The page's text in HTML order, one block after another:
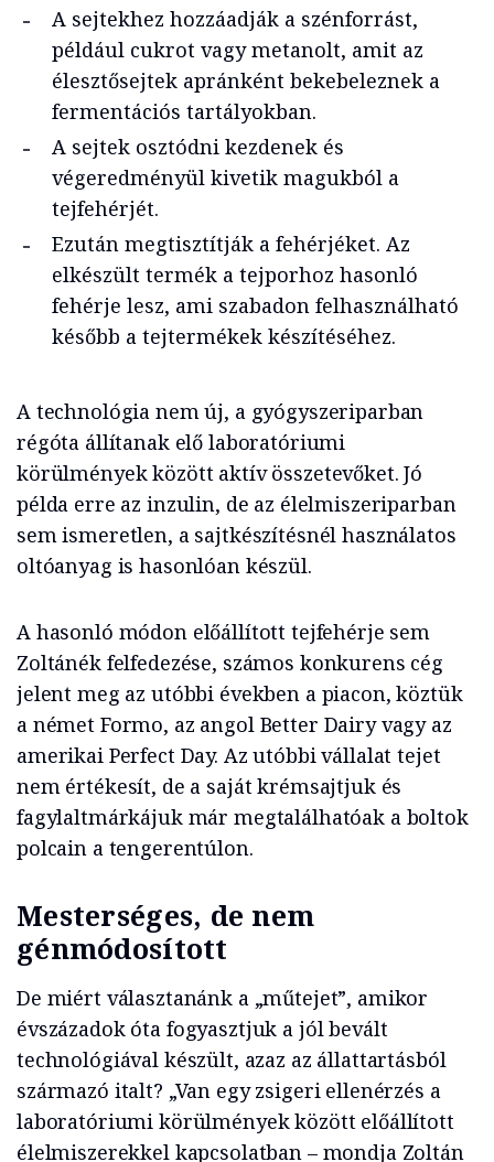
A sejtekhez hozzáadják a szénforrást,
például cukrot vagy metanolt, amit az
élesztősejtek apránként bekebeleznek a
fermentációs tartályokban.
A sejtek osztódni kezdenek és
végeredményül kivetik magukból a
tejfehérjét.
Ezután megtisztítják a fehérjéket. Az
elkészült termék a tejporhoz hasonló
fehérje lesz, ami szabadon felhasználható
később a tejtermékek készítéséhez.
A technológia nem új, a gyógyszeriparban
régóta állítanak elő laboratóriumi
körülmények között aktív összetevőket. Jó
példa erre az inzulin, de az élelmiszeriparban
sem ismeretlen, a sajtkészítésnél használatos
oltóanyag is hasonlóan készül.
A hasonló módon előállított tejfehérje sem
Zoltánék felfedezése, számos konkurens cég
jelent meg az utóbbi években a piacon, köztük
a német Formo, az angol Better Dairy vagy az
amerikai Perfect Day. Az utóbbi vállalat tejet
nem értékesít, de a saját krémsajtjuk és
fagylaltmárkájuk már megtalálhatóak a boltok
polcain a tengerentúlon.
Mesterséges, de nem
génmódosított
De miért választanánk a „műtejet”, amikor
évszázadok óta fogyasztjuk a jól bevált
technológiával készült, azaz az állattartásból
származó italt? „Van egy zsigeri ellenérzés a
laboratóriumi körülmények között előállított
élelmiszerekkel kapcsolatban – mondja Zoltán